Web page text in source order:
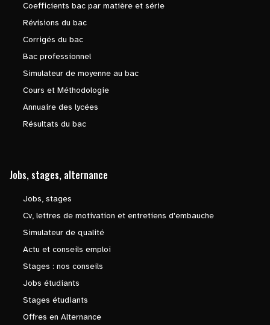
Coefficients bac par matière et série
Révisions du bac
Corrigés du bac
Bac professionnel
Simulateur de moyenne au bac
Cours et Méthodologie
Annuaire des lycées
Résultats du bac
Jobs, stages, alternance
Jobs, stages
Cv, lettres de motivation et entretiens d'embauche
Simulateur de qualité
Actu et conseils emploi
Stages : nos conseils
Jobs étudiants
Stages étudiants
Offres en Alternance